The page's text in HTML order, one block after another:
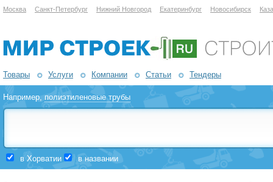
Москва Санкт-Петербург Нижний Новгород Екатеринбург Новосибирск
Товары Услуги Компании Статьи Тендеры
Например,полиэтиленовые трубы
в Хорватии в названии